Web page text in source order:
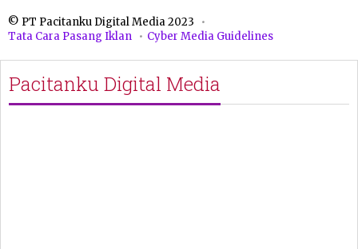
© PT Pacitanku Digital Media 2023
Tata Cara Pasang Iklan
Cyber Media Guidelines
Pacitanku Digital Media